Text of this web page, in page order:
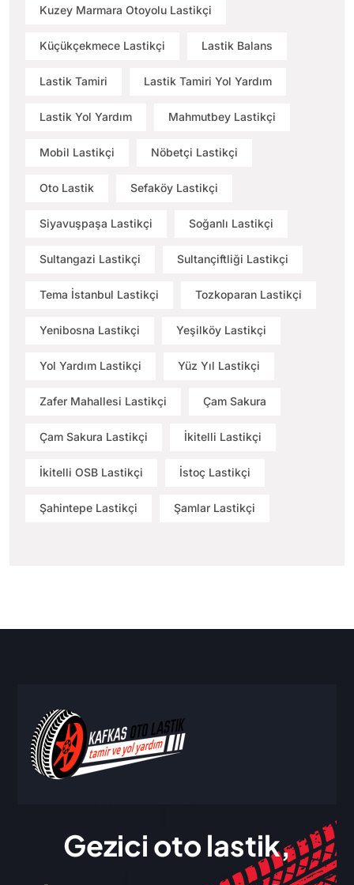
Kuzey Marmara Otoyolu Lastikçi
Küçükçekmece Lastikçi Lastik Balans
Lastik Tamiri Lastik Tamiri Yol Yardım
Lastik Yol Yardım Mahmutbey Lastikçi
Mobil Lastikçi Nöbetçi Lastikçi
Oto Lastik Sefaköy Lastikçi
Siyavuşpaşa Lastikçi Soğanlı Lastikçi
Sultangazi Lastikçi Sultançiftliği Lastikçi
Tema İstanbul Lastikçi Tozkoparan Lastikçi
Yenibosna Lastikçi Yeşilköy Lastikçi
Yol Yardım Lastikçi Yüz Yıl Lastikçi
Zafer Mahallesi Lastikçi Çam Sakura
Çam Sakura Lastikçi İkitelli Lastikçi
İkitelli OSB Lastikçi İstoç Lastikçi
Şahintepe Lastikçi Şamlar Lastikçi
Gezici oto lastik,